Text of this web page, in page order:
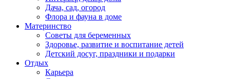
Дача, сад, огород
Флора и фауна в доме
Материнство
Советы для беременных
Здоровье, развитие и воспитание детей
Детский досуг, праздники и подарки
Отдых
Карьера